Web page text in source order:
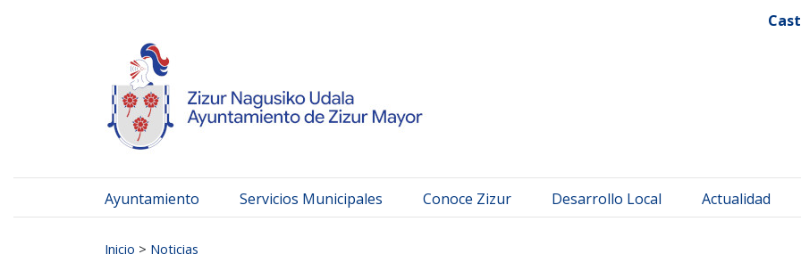
Ayuntamiento Servicios Municipales Conoce Zizur Desarrollo Local Actualidad
Inicio > Noticias